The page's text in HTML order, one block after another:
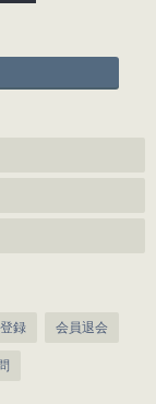
録 会員退会